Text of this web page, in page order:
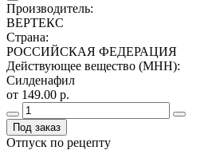
Производитель:
ВЕРТЕКС
Страна:
РОССИЙСКАЯ ФЕДЕРАЦИЯ
Действующее вещество (МНН):
Силденафил
от 149.00 р.
Под заказ
Отпуск по рецепту